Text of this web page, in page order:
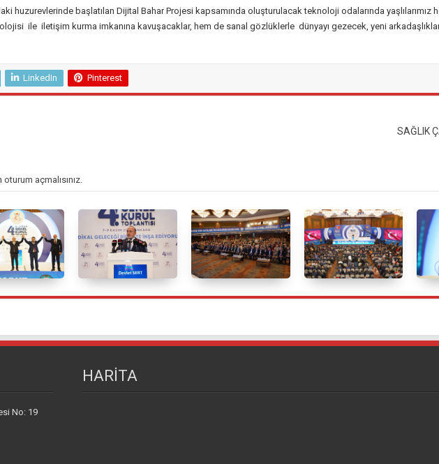
huzurevlerinde başlatılan Dijital Bahar Projesi kapsamında oluşturulacak teknoloji odalarında yaşlılarımız
ile iletişim kurma imkanına kavuşacaklar, hem de sanal gözlüklerle dünyayı gezecek, yeni
LinkedIn Pinterest
SAĞLIK
oturum açmalısınız.
No: 19
HARİTA